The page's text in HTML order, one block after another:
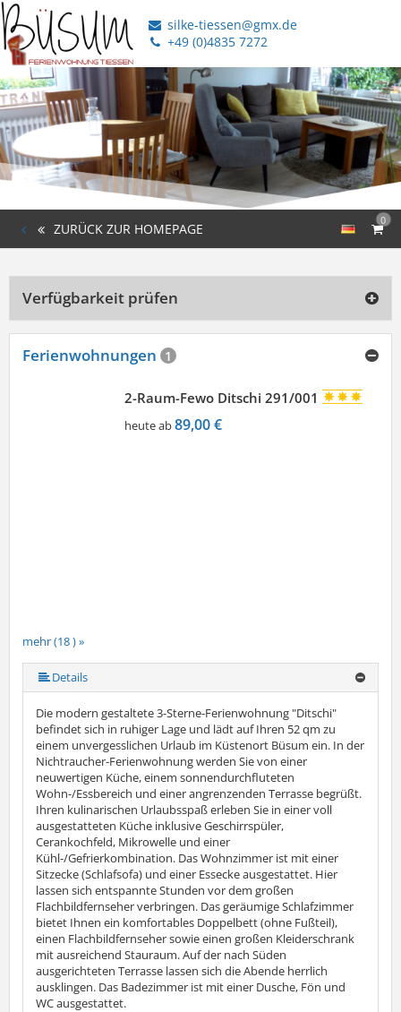
silke-tiessen@gmx.de
+49 (0)4835 7272
0
ZURÜCK ZUR HOMEPAGE
Verfügbarkeit prüfen
Ferienwohnungen 1
mehr (18 ) »
mehr (18 ) »
mehr (18 ) »
mehr (18 ) »
mehr (18 ) »
mehr (18 ) »
mehr (18 ) »
mehr (18 ) »
mehr (18 ) »
mehr (18 ) »
mehr (18 ) »
mehr (18 ) »
mehr (18 ) »
mehr (18 ) »
mehr (18 ) »
2-Raum-Fewo Ditschi 291/001
heute ab89,00 €
Details
Die modern gestaltete 3-Sterne-Ferienwohnung "Ditschi"
befindet sich in ruhiger Lage und lädt auf Ihren 52 qm zu
einem unvergesslichen Urlaub im Küstenort Büsum ein. In der
Nichtraucher-Ferienwohnung werden Sie von einer
neuwertigen Küche, einem sonnendurchfluteten
Wohn-/Essbereich und einer angrenzenden Terrasse begrüßt.
Ihren kulinarischen Urlaubsspaß erleben Sie in einer voll
ausgestatteten Küche inklusive Geschirrspüler,
Cerankochfeld, Mikrowelle und einer
Kühl-/Gefrierkombination. Das Wohnzimmer ist mit einer
Sitzecke (Schlafsofa) und einer Essecke ausgestattet. Hier
lassen sich entspannte Stunden vor dem großen
Flachbildfernseher verbringen. Das geräumige Schlafzimmer
bietet Ihnen ein komfortables Doppelbett (ohne Fußteil),
einen Flachbildfernseher sowie einen großen Kleiderschrank
mit ausreichend Stauraum. Auf der nach Süden
ausgerichteten Terrasse lassen sich die Abende herrlich
ausklingen. Das Badezimmer ist mit einer Dusche, Fön und
WC ausgestattet.